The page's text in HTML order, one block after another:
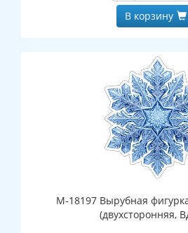
В корзину
М-18197 Вырубная
(двухсторонняя,